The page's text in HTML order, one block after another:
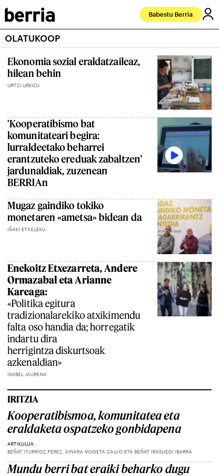
Babestu Berria
OLATUKOOP
Ekonomia sozial eraldatzaileaz,
hilean behin
URTZI URKIZU
'Kooperatibismo bat
komunitateari begira:
lurraldeetako beharrei
erantzuteko ereduak zabaltzen'
jardunaldiak, zuzenean
BERRIAn
Mugaz gaindiko tokiko
monetaren «ametsa» bidean da
IÑAKI ETXELEKU
Enekoitz Etxezarreta, Andere
Ormazabal eta Arianne
Kareaga:
«Politika egitura
tradizionalarekiko atxikimendu
falta oso handia da; horregatik
indartu dira
herrigintza diskurtsoak
azkenaldian»
ISABEL JAURENA
IRITZIA
Kooperatibismoa, komunitatea eta
eraldaketa ospatzeko gonbidapena
ARTIKULUA
BEÑAT ITURRIOZ PÉREZ, AINARA MUGETA CALVO ETA BEÑAT IRASUEGI IBARRA
Mundu berri bat eraiki beharko dugu